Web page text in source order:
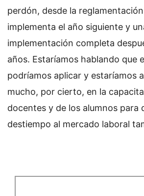
perdón, desde la
implementa el año siguiente y
implementación completa
años. Estaríamos hablando que
podríamos aplicar y estaríamos
mucho, por cierto, en la
docentes y de los alumnos para
destiempo al mercado laboral